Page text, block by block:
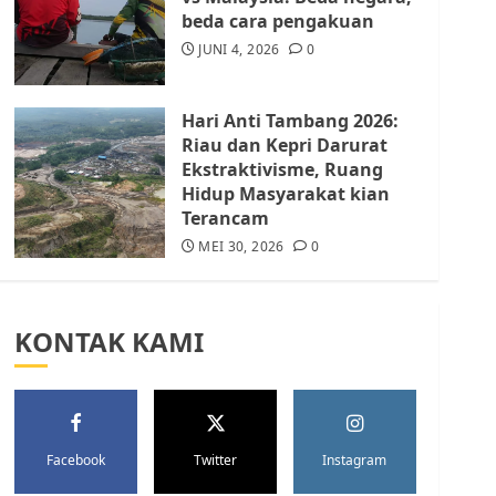
5
Merampas Tanah Warga
Rempang
beda cara pengakuan
JUNI 4, 2026 0
Hari Anti Tambang 2026:
Riau dan Kepri Darurat
Ekstraktivisme, Ruang
Hidup Masyarakat kian
Terancam
MEI 30, 2026 0
KONTAK KAMI
Facebook Twitter Instagram